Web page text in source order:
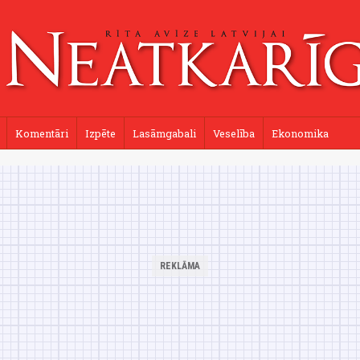
Komentāri Izpēte Lasāmgabali Veselība Ekonomika